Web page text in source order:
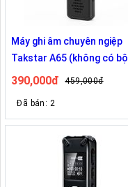
Máy ghi âm chuyên ngiệp
Takstar A65 (không có bộ
nhớ)
390,000đ 459,000đ
Đã bán: 2